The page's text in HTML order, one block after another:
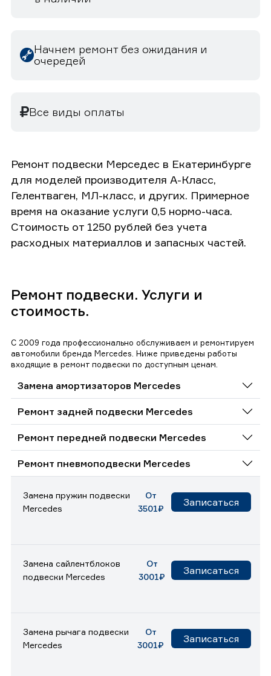
Начнем ремонт без ожидания и
очередей
Все виды оплаты
Ремонт подвески Мерседес в Екатеринбурге
для моделей производителя А-Класс,
Гелентваген, МЛ-класс, и других. Примерное
время на оказание услуги 0,5 нормо-часа.
Стоимость от 1250 рублей без учета
расходных материаллов и запасных частей.
Ремонт подвески. Услуги и
стоимость.
С 2009 года профессионально обслуживаем и ремонтируем
автомобили бренда Mercedes. Ниже приведены работы
входящие в ремонт подвески по доступным ценам.
Замена амортизаторов Mercedes
Ремонт задней подвески Mercedes
Ремонт передней подвески Mercedes
Ремонт пневмоподвески Mercedes
Замена пружин подвески
Mercedes
От
3501₽
Записаться
Замена сайлентблоков
подвески Mercedes
От
3001₽
Записаться
Замена рычага подвески
Mercedes
От
3001₽
Записаться